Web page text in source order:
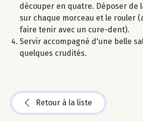
découper en quatre. Déposer de
sur chaque morceau et le rouler
faire tenir avec un cure-dent).
Servir accompagné d'une belle
quelques crudités.
Retour à la liste